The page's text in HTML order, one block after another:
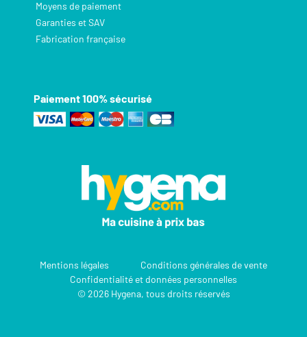
Moyens de paiement
Garanties et SAV
Fabrication française
Paiement 100% sécurisé
Mentions légales
Conditions générales de vente
Confidentialité et données personnelles
© 2026 Hygena, tous droits réservés